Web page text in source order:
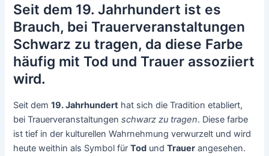
Seit dem 19. Jahrhundert ist es
Brauch, bei Trauerveranstaltungen
Schwarz zu tragen, da diese Farbe
häufig mit Tod und Trauer assoziiert
wird.
Seit dem19. Jahrhundert hat sich die Tradition etabliert,
bei Trauerveranstaltungenschwarz zu tragen. Diese farbe
ist tief in der kulturellen Wahrnehmung verwurzelt und wird
heute weithin als Symbol fürTod undTrauer angesehen.